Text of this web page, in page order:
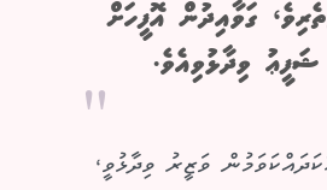
ގަވާއިދުން އޮފީހަށް
ވިދާޅުވިއެވެ.
ވަޒީރު ވިދާޅުވީ،